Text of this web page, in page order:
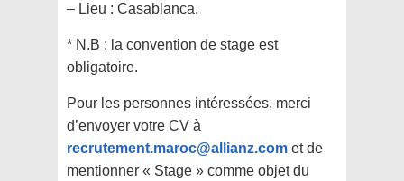
– Lieu : Casablanca.
* N.B : la convention de stage est
obligatoire.
Pour les personnes intéressées, merci
d’envoyer votre CV à
recrutement.maroc@allianz.com et de
mentionner « Stage » comme objet du